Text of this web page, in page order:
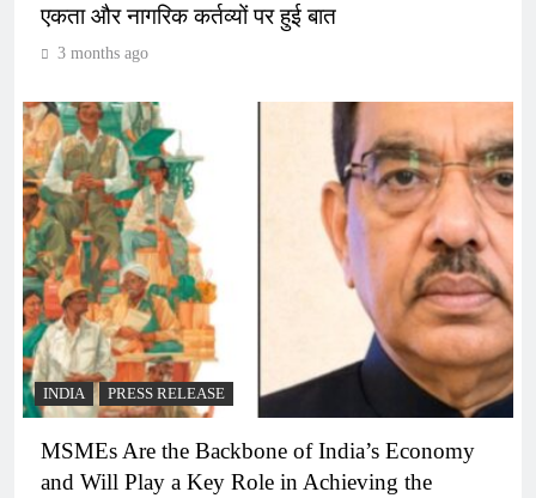
एकता और नागरिक कर्तव्यों पर हुई बात
3 months ago
INDIA PRESS RELEASE
MSMEs Are the Backbone of India’s Economy
and Will Play a Key Role in Achieving the